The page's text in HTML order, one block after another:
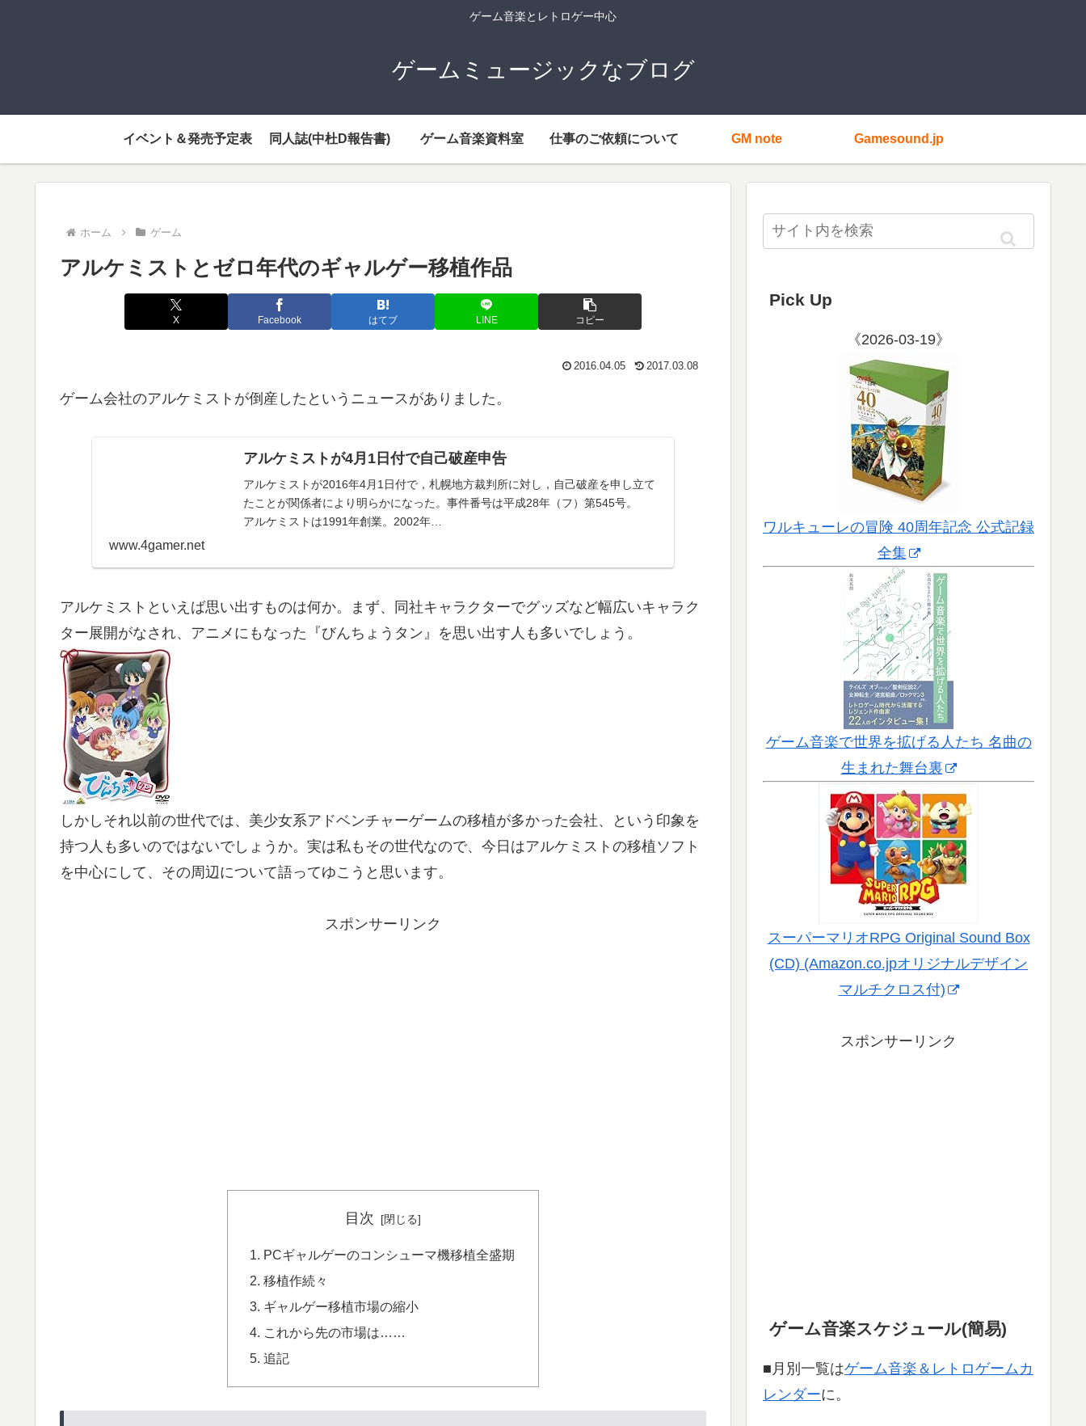
ゲーム音楽とレトロゲー中心
ゲームミュージックなブログ
イベント＆発売予定表 同人誌(中杜D報告書) ゲーム音楽資料室 仕事のご依頼について GM note Gamesound.jp
ホーム ゲーム
アルケミストとゼロ年代のギャルゲー移植作品
X Facebook はてブ LINE コピー
2016.04.05 2017.03.08
ゲーム会社のアルケミストが倒産したというニュースがありました。
アルケミストが4月1日付で自己破産申告
アルケミストが2016年4月1日付で，札幌地方裁判所に対し，自己破産を申し立て
たことが関係者により明らかになった。事件番号は平成28年（フ）第545号。
アルケミストは1991年創業。2002年…
www.4gamer.net
アルケミストといえば思い出すものは何か。まず、同社キャラクターでグッズなど幅広いキャラク
ター展開がなされ、アニメにもなった『びんちょうタン』を思い出す人も多いでしょう。
しかしそれ以前の世代では、美少女系アドベンチャーゲームの移植が多かった会社、という印象を
持つ人も多いのではないでしょうか。実は私もその世代なので、今日はアルケミストの移植ソフト
を中心にして、その周辺について語ってゆこうと思います。
スポンサーリンク
目次
PCギャルゲーのコンシューマ機移植全盛期
移植作続々
ギャルゲー移植市場の縮小
これから先の市場は……
追記
Pick Up
《2026-03-19》
ワルキューレの冒険 40周年記念 公式記録
全集
ゲーム音楽で世界を拡げる人たち 名曲の
生まれた舞台裏
スーパーマリオRPG Original Sound Box
(CD) (Amazon.co.jpオリジナルデザイン
マルチクロス付)
スポンサーリンク
ゲーム音楽スケジュール(簡易)
■月別一覧はゲーム音楽＆レトロゲームカ
レンダーに。